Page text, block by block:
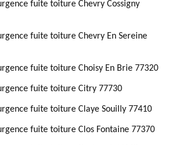
fuite toiture Chevry Cossigny
fuite toiture Chevry En Sereine
fuite toiture Choisy En Brie 77320
fuite toiture Citry 77730
fuite toiture Claye Souilly 77410
fuite toiture Clos Fontaine 77370